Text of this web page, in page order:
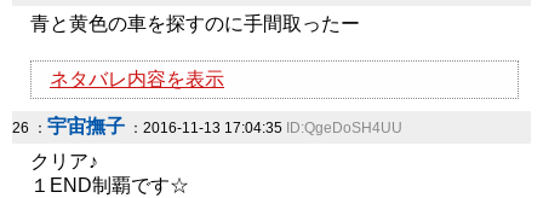
青と黄色の車を探すのに手間取ったー
ネタバレ内容を表示
26 ： 宇宙撫子 ：2016-11-13 17:04:35 ID:QgeDoSH4UU
クリア♪
１END制覇です☆